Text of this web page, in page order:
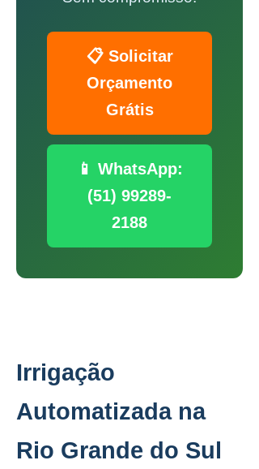
📋 Solicitar
Orçamento
Grátis
📱 WhatsApp:
(51) 99289-
2188
Irrigação
Automatizada na
Rio Grande do Sul